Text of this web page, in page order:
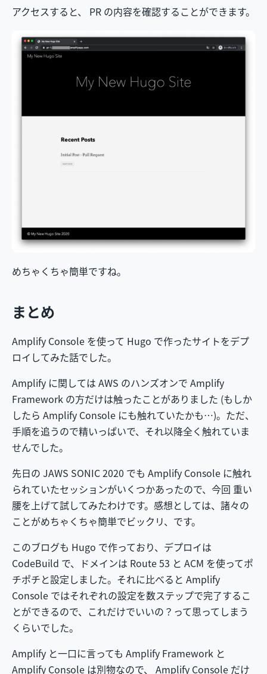
アクセスすると、 PR の内容を確認することができます。
めちゃくちゃ簡単ですね。
まとめ
Amplify Console を使って Hugo で作ったサイトをデプ
ロイしてみた話でした。
Amplify に関しては AWS のハンズオンで Amplify
Framework の方だけは触ったことがありました (もしか
したら Amplify Console にも触れていたかも…)。ただ、
手順を追うので精いっぱいで、それ以降全く触れていま
せんでした。
先日の JAWS SONIC 2020 でも Amplify Console に触れ
られていたセッションがいくつかあったので、今回 重い
腰を上げて試してみたわけです。感想としては、諸々の
ことがめちゃくちゃ簡単でビックリ、です。
このブログも Hugo で作っており、デプロイは
CodeBuild で、ドメインは Route 53 と ACM を使ってポ
チポチと設定しました。それに比べると Amplify
Console ではそれぞれの設定を数ステップで完了するこ
とができるので、これだけでいいの？って思ってしまう
くらいでした。
Amplify と一口に言っても Amplify Framework と
Amplify Console は別物なので、 Amplify Console だけ